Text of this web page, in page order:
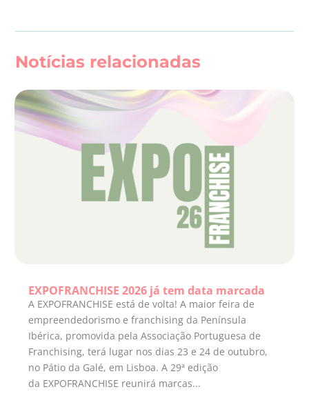
Notícias relacionadas
EXPOFRANCHISE 2026 já tem data marcada
A EXPOFRANCHISE está de volta! A maior feira de
empreendedorismo e franchising da Península
Ibérica, promovida pela Associação Portuguesa de
Franchising, terá lugar nos dias 23 e 24 de outubro,
no Pátio da Galé, em Lisboa. A 29ª edição
da EXPOFRANCHISE reunirá marcas...